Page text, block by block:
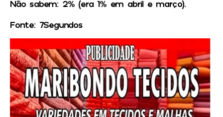
Não sabem: 2% (era 1% em abril e março).
Fonte: 7Segundos